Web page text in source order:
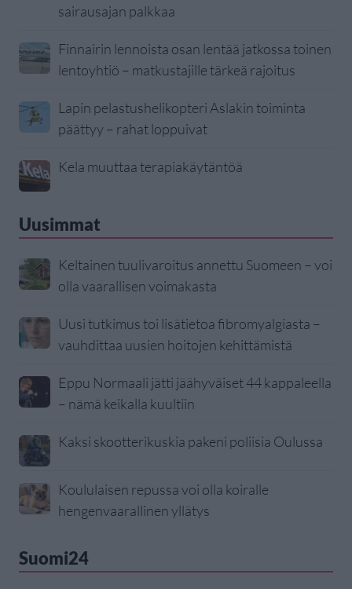
sairausajan palkkaa
Finnairin lennoista osan lentää jatkossa toinen
lentoyhtiö – matkustajille tärkeä rajoitus
Lapin pelastushelikopteri Aslakin toiminta
päättyy – rahat loppuivat
Kela muuttaa terapiakäytäntöä
Uusimmat
Keltainen tuulivaroitus annettu Suomeen – voi
olla vaarallisen voimakasta
Uusi tutkimus toi lisätietoa fibromyalgiasta –
vauhdittaa uusien hoitojen kehittämistä
Eppu Normaali jätti jäähyväiset 44 kappaleella
– nämä keikalla kuultiin
Kaksi skootterikuskia pakeni poliisia Oulussa
Koululaisen repussa voi olla koiralle
hengenvaarallinen yllätys
Suomi24